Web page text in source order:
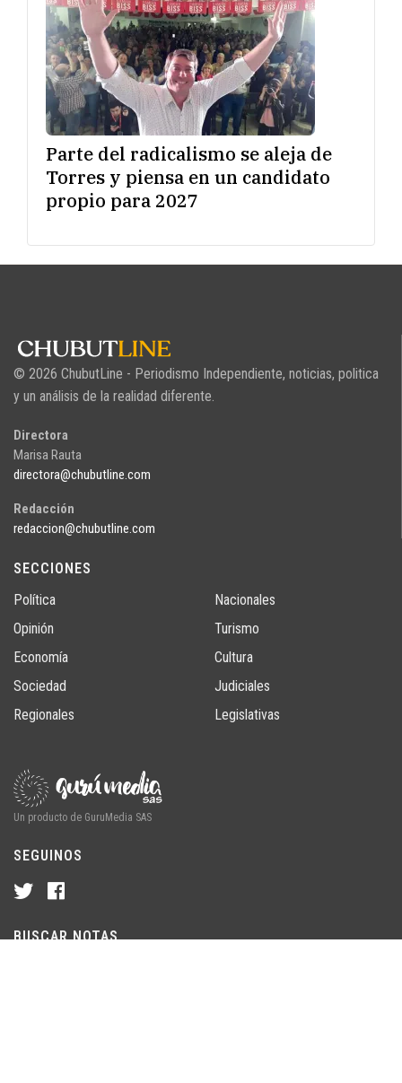
Parte del radicalismo se aleja de
Torres y piensa en un candidato
propio para 2027
© 2026 ChubutLine - Periodismo Independiente, noticias, politica
y un análisis de la realidad diferente.
Directora
Marisa Rauta
directora@chubutline.com
Redacción
redaccion@chubutline.com
SECCIONES
Política
Opinión
Economía
Sociedad
Regionales
Nacionales
Turismo
Cultura
Judiciales
Legislativas
Un producto de GuruMedia SAS
SEGUINOS
BUSCAR NOTAS